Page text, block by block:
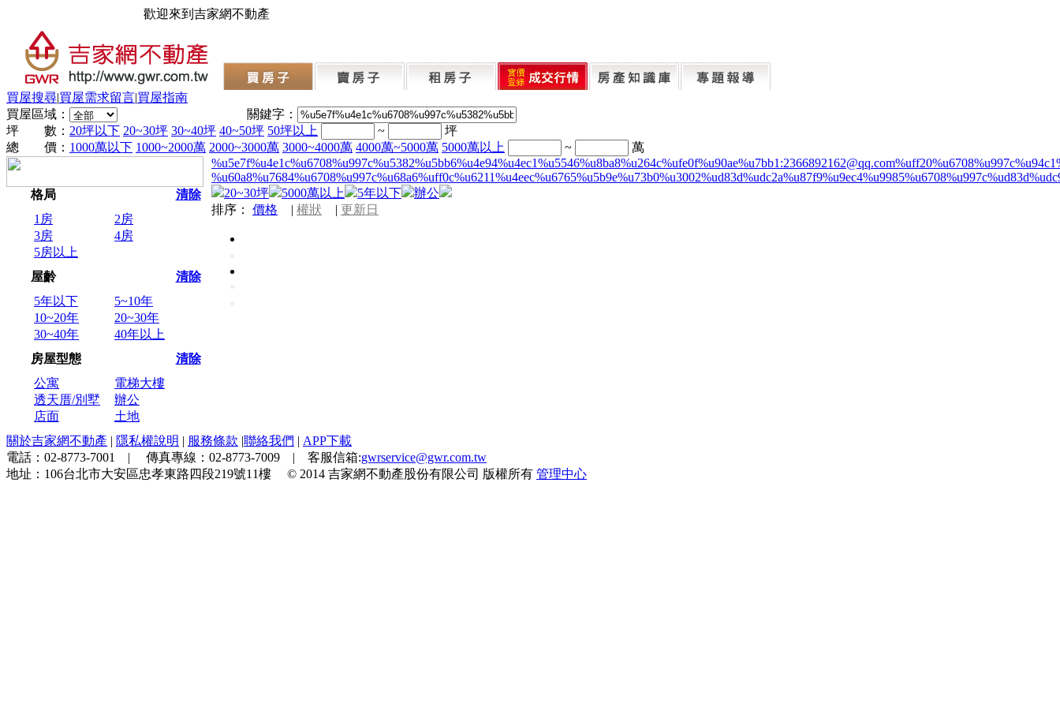
歡迎來到吉家網不動產
買屋搜尋|買屋需求留言|買屋指南
買屋區域：
關鍵字：
坪 數： 20坪以下 20~30坪 30~40坪 40~50坪 50坪以上 ~
坪
總 價： 1000萬以下 1000~2000萬 2000~3000萬 3000~4000萬 4000萬~5000萬 5000萬以上 ~ 萬
格局
清除
1房
2房
3房
4房
5房以上
屋齡
清除
5年以下
5~10年
10~20年
20~30年
30~40年
40年以上
房屋型態
清除
公寓
電梯大樓
透天厝/別墅
辦公
店面
土地
20~30坪
5000萬以上 5年以下
辦公
排序： 價格 | 權狀 | 更新日
關於吉家網不動產 | 隱私權說明 | 服務條款 |聯絡我們 | APP下載
電話： 02-8773-7001 | 傳真專線： 02-8773-7009 | 客服信箱:gwrservice@gwr.com.tw
地址： 106台北市大安區忠孝東路四段219號11樓 © 2014 吉家網不動產股份有限公司 版權所有 管理中心